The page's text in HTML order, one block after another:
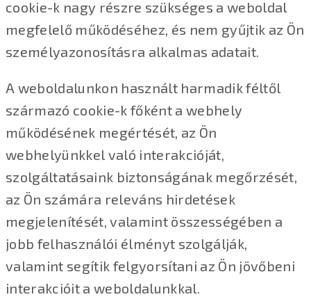
cookie-k nagy részre szükséges a weboldal
megfelelő működéséhez, és nem gyűjtik az Ön
személyazonosításra alkalmas adatait.
A weboldalunkon használt harmadik féltől
származó cookie-k főként a webhely
működésének megértését, az Ön
webhelyünkkel való interakcióját,
szolgáltatásaink biztonságának megőrzését,
az Ön számára releváns hirdetések
megjelenítését, valamint összességében a
jobb felhasználói élményt szolgálják,
valamint segítik felgyorsítani az Ön jövőbeni
interakcióit a weboldalunkkal.